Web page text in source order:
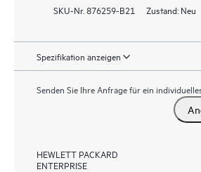
SKU-Nr. 876259-B21 Zustand: Neu
Spezifikation anzeigen
Senden Sie Ihre Anfrage für ein
HEWLETT PACKARD
ENTERPRISE